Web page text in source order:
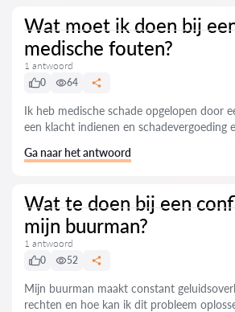
Wat moet ik doen bij
medische fouten?
1 antwoord
0
64
Ik heb medische schade opgelopen door
een klacht indienen en schadevergoeding
Ga naar het antwoord
Wat te doen bij een
mijn buurman?
1 antwoord
0
52
Mijn buurman maakt constant
rechten en hoe kan ik dit probleem